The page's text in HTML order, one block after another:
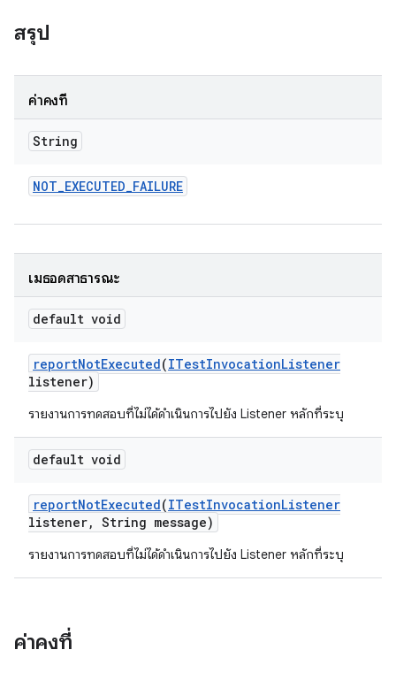
สรุป
ค่าคงที่
String
NOT_EXECUTED_FAILURE
เมธอดสาธารณะ
default void
reportNotExecuted(ITestInvocationListener
listener)
รายงานการทดสอบที่ไม่ได้ดำเนินการไปยัง Listener หลักที่ระบุ
default void
reportNotExecuted(ITestInvocationListener
listener, String message)
รายงานการทดสอบที่ไม่ได้ดำเนินการไปยัง Listener หลักที่ระบุ
ค่าคงที่